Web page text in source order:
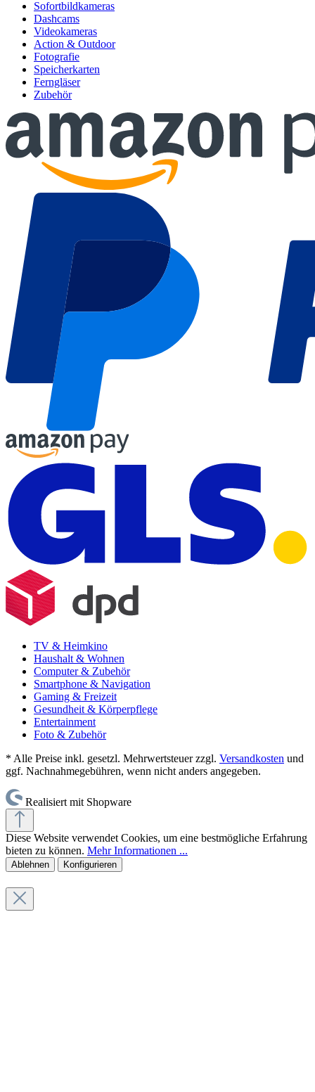
Sofortbildkameras
Dashcams
Videokameras
Action & Outdoor
Fotografie
Speicherkarten
Ferngläser
Zubehör
TV & Heimkino
Haushalt & Wohnen
Computer & Zubehör
Smartphone & Navigation
Gaming & Freizeit
Gesundheit & Körperpflege
Entertainment
Foto & Zubehör
* Alle Preise inkl. gesetzl. Mehrwertsteuer zzgl. Versandkosten und
ggf. Nachnahmegebühren, wenn nicht anders angegeben.
Realisiert mit Shopware
Diese Website verwendet Cookies, um eine bestmögliche Erfahrung
bieten zu können. Mehr Informationen ...
Ablehnen Konfigurieren